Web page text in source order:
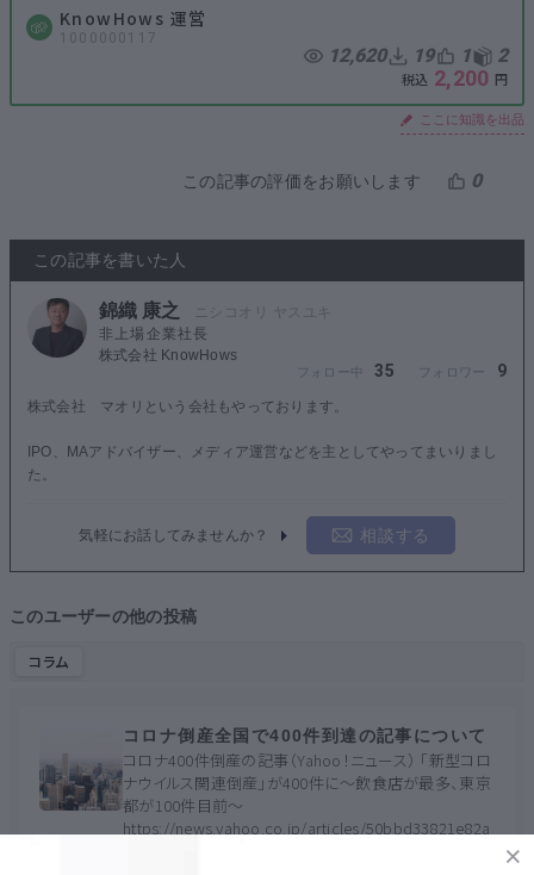
KnowHows 運営
1000000117
12,620 19 1 2
2,200
ここに知識を出品
この記事の評価をお願いします 0
この記事を書いた人
錦織 康之
非上場企業社長
株式会社 KnowHows
35 9
株式会社 マオリという会社もやっております。
IPO、MAアドバイザー、メディア運営などを主としてやってまいりまし
た。
気軽にお話してみませんか？ 相談する
このユーザーの他の投稿
コラム
コロナ倒産全国で400件到達の記事について
コロナ400件倒産の記事（Yahoo！ニュース） 「新型コロ
ナウイルス関連倒産」が400件に～飲食店が最多、東京
都が100件目前～
https://news.yahoo.co.jp/articles/50bbd33821e82a